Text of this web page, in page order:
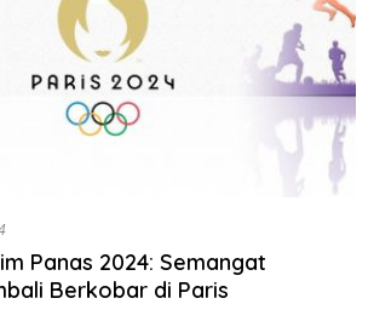
Panas 2024: Semangat
Berkobar di Paris